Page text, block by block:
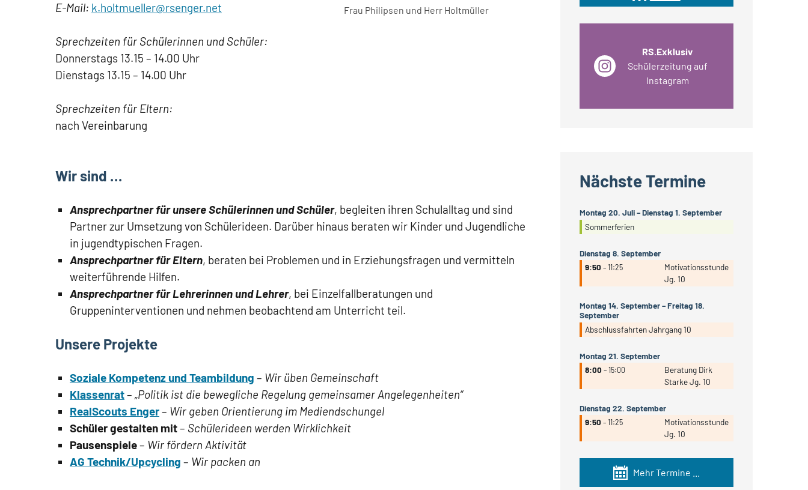
E-Mail: k.holtmueller@rsenger.net
Sprechzeiten für Schülerinnen und Schüler:
Donnerstags 13.15 – 14.00 Uhr
Dienstags 13.15 – 14.00 Uhr
Sprechzeiten für Eltern:
nach Vereinbarung
Frau Philipsen und Herr Holtmüller
Wir sind …
Ansprechpartner für unsere Schülerinnen und Schüler, begleiten ihren Schulalltag und sind
Partner zur Umsetzung von Schülerideen. Darüber hinaus beraten wir Kinder und Jugendliche
in jugendtypischen Fragen.
Ansprechpartner für Eltern, beraten bei Problemen und in Erziehungsfragen und vermitteln
weiterführende Hilfen.
Ansprechpartner für Lehrerinnen und Lehrer, bei Einzelfallberatungen und
Gruppeninterventionen und nehmen beobachtend am Unterricht teil.
Unsere Projekte
Soziale Kompetenz und Teambildung – Wir üben Gemeinschaft
Klassenrat– „Politik ist die bewegliche Regelung gemeinsamer Angelegenheiten“
RealScouts Enger– Wir geben Orientierung im Mediendschungel
Schüler gestalten mit– Schülerideen werden Wirklichkeit
Pausenspiele– Wir fördern Aktivität
AG Technik/Upcycling – Wir packen an
RS.Exklusiv
Schülerzeitung auf
Instagram
Nächste Termine
Montag 20. Juli–Dienstag 1. September
Sommerferien
Dienstag 8. September
9:50 – 11:25
Motivationsstunde
Jg. 10
Montag 14. September–Freitag 18.
September
Abschlussfahrten Jahrgang 10
Montag 21. September
8:00 – 15:00
Beratung Dirk
Starke Jg. 10
Dienstag 22. September
9:50 – 11:25
Motivationsstunde
Jg. 10
Mehr Termine ...